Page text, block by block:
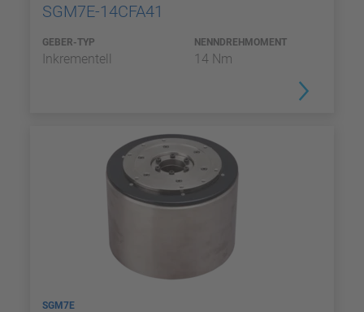
SGM7E-14CFA41
GEBER-TYP
Inkrementell
NENNDREHMOMENT
14 Nm
SGM7E